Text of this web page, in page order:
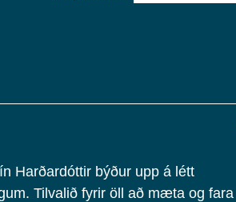
Harðardóttir býður upp á létt
Tilvalið fyrir öll að mæta og fara